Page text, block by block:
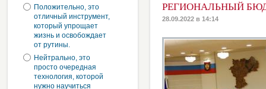
Положительно, это
отличный инструмент,
который упрощает
жизнь и освобождает
от рутины.
Нейтрально, это
просто очередная
технология, которой
нужно научиться
РЕГИОНАЛЬНЫЙ
28.09.2022 в 14:14